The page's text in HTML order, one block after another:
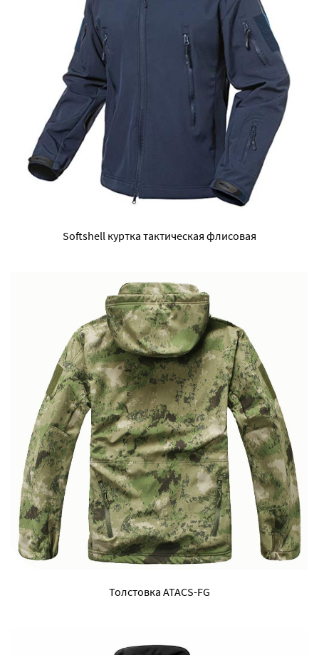
Softshell куртка тактическая флисовая
Толстовка ATACS-FG